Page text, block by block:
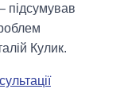
підсумував
Кулик.